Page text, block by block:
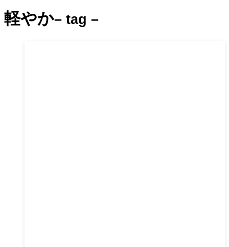
軽やか– tag –